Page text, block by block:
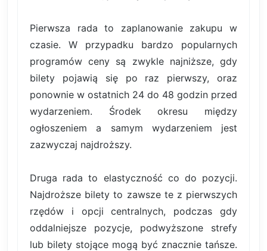
Pierwsza rada to zaplanowanie zakupu w
czasie. W przypadku bardzo popularnych
programów ceny są zwykle najniższe, gdy
bilety pojawią się po raz pierwszy, oraz
ponownie w ostatnich 24 do 48 godzin przed
wydarzeniem. Środek okresu między
ogłoszeniem a samym wydarzeniem jest
zazwyczaj najdroższy.
Druga rada to elastyczność co do pozycji.
Najdroższe bilety to zawsze te z pierwszych
rzędów i opcji centralnych, podczas gdy
oddalniejsze pozycje, podwyższone strefy
lub bilety stojące mogą być znacznie tańsze.